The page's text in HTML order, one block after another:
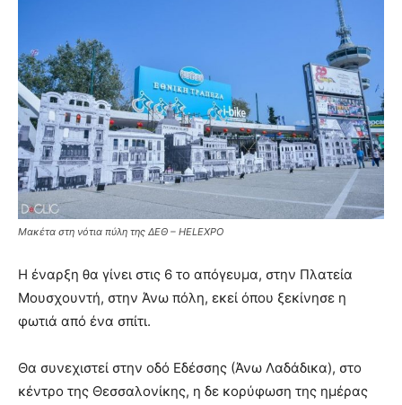
Μακέτα στη νότια πύλη της ΔΕΘ – HELEXPO
Η έναρξη θα γίνει στις 6 το απόγευμα, στην Πλατεία
Μουσχουντή, στην Άνω πόλη, εκεί όπου ξεκίνησε η
φωτιά από ένα σπίτι.
Θα συνεχιστεί στην οδό Εδέσσης (Άνω Λαδάδικα), στο
κέντρο της Θεσσαλονίκης, η δε κορύφωση της ημέρας